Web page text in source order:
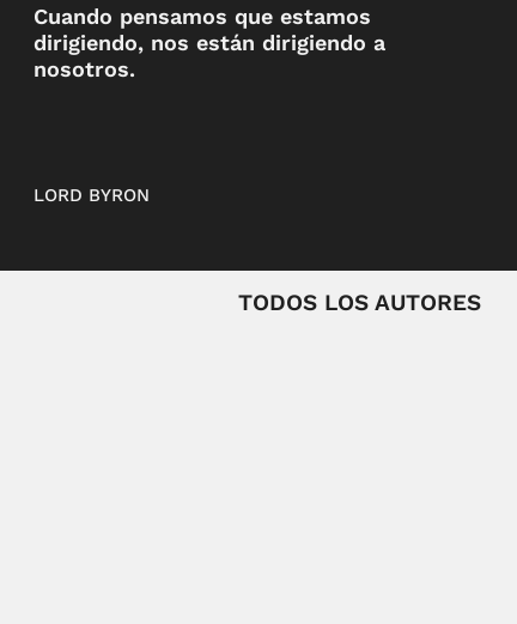
Cuando pensamos que estamos
dirigiendo, nos están dirigiendo a
nosotros.
LORD BYRON
TODOS LOS AUTORES